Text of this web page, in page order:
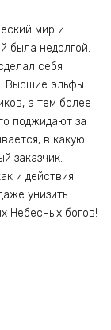
мир и
была недолгой.
себя
Высшие эльфы
а тем более
поджидают за
в какую
заказчик.
и действия
унизить
Небесных богов!